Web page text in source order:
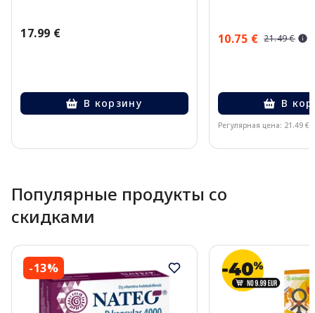
17.99 €
В корзину
10.75 € 21.49 €
В
Регулярная цена: 21.49 €
Популярные продукты со
скидками
-13%